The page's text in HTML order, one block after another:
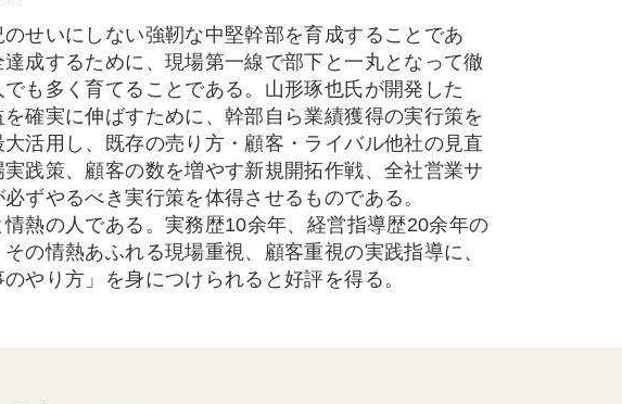
せいにしない強靭な中堅幹部を育成することであ
成するために、現場第一線で部下と一丸となって徹
も多く育てることである。山形琢也氏が開発した
確実に伸ばすために、幹部自ら業績獲得の実行策を
活用し、既存の売り方・顧客・ライバル他社の見直
践策、顧客の数を増やす新規開拓作戦、全社営業サ
ずやるべき実行策を体得させるものである。
熱の人である。実務歴10余年、経営指導歴20余年の
の情熱あふれる現場重視、顧客重視の実践指導に、
やり方」を身につけられると好評を得る。